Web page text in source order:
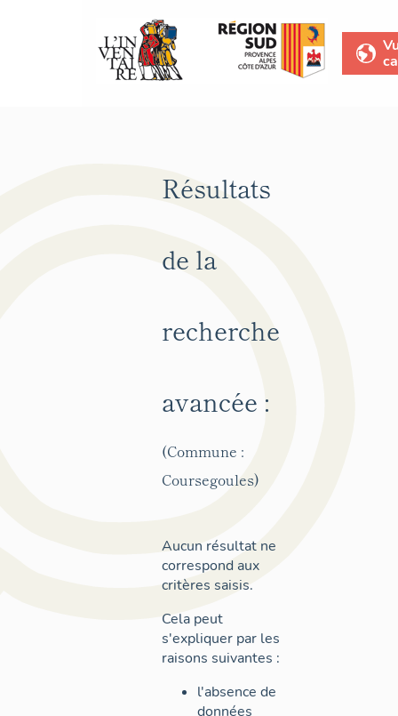
Résultats
de la
recherche
avancée :
(Commune :
Coursegoules)
Aucun résultat ne
correspond aux
critères saisis.
Cela peut
s'expliquer par les
raisons suivantes :
l'absence de
données